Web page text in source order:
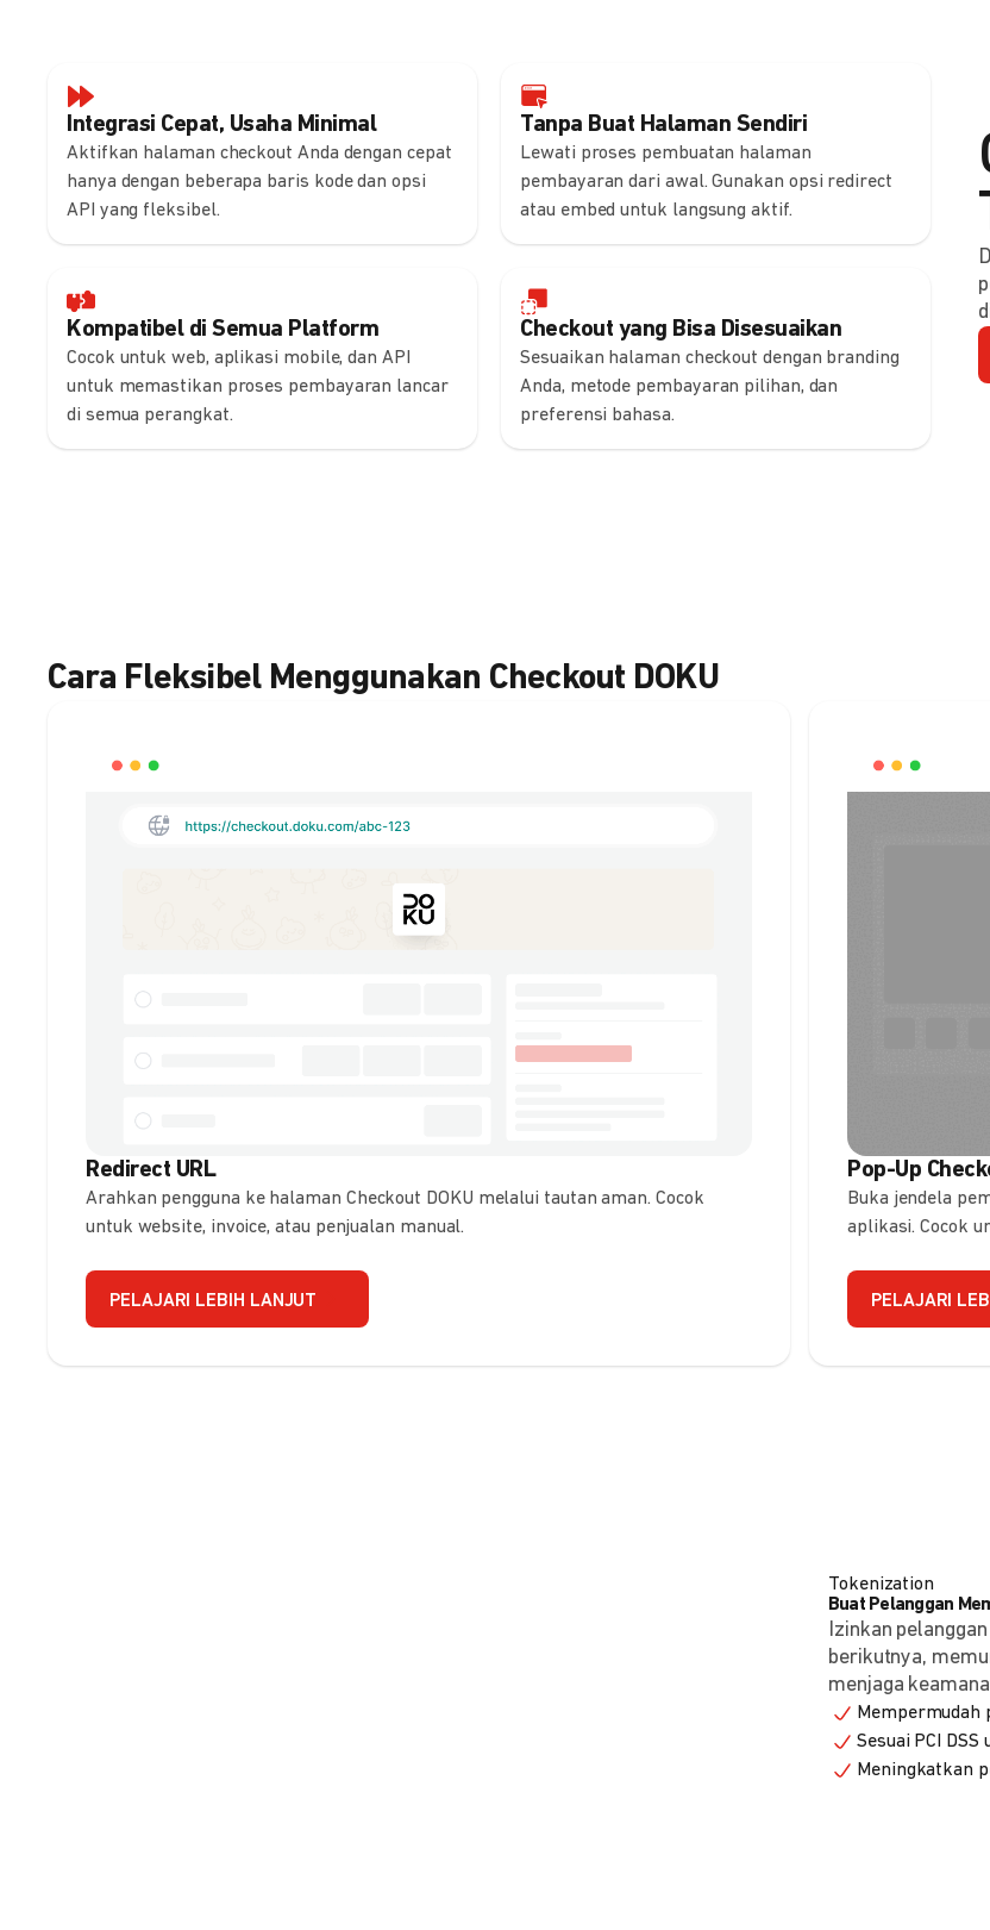
Integrasi Cepat, Usaha Minimal
Aktifkan halaman checkout Anda dengan cepat
hanya dengan beberapa baris kode dan opsi
API yang fleksibel.
Tanpa Buat Halaman Sendiri
Lewati proses pembuatan halaman
pembayaran dari awal. Gunakan opsi redirect
atau embed untuk langsung aktif.
Kompatibel di Semua Platform
Cocok untuk web, aplikasi mobile, dan API
untuk memastikan proses pembayaran lancar
di semua perangkat.
Checkout yang Bisa Disesuaikan
Sesuaikan halaman checkout dengan branding
Anda, metode pembayaran pilihan, dan
preferensi bahasa.
Cara Fleksibel Menggunakan Checkout DOKU
Redirect URL
Arahkan pengguna ke halaman Checkout DOKU melalui tautan aman. Cocok
untuk website, invoice, atau penjualan manual.
PELAJARI LEBIH LANJUT
Pop-Up
Buka jendela
aplikasi. Cocok
PELAJARI
Tokenization
Buat Pelanggan
Izinkan
berikutnya,
menjaga
Mempermudah
Sesuai PCI
Meningkatkan